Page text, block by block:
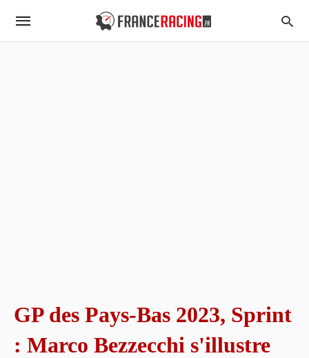
GP des Pays-Bas 2023, Sprint
: Marco Bezzecchi s'illustre